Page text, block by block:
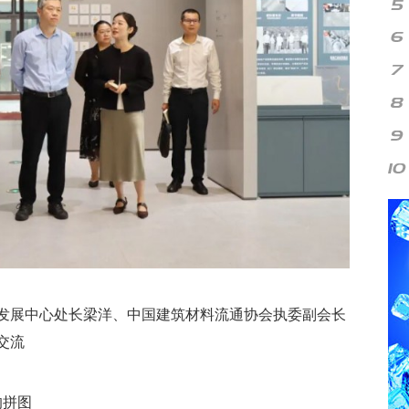
中心处长梁洋、中国建筑材料流通协会执委副会长
流
图